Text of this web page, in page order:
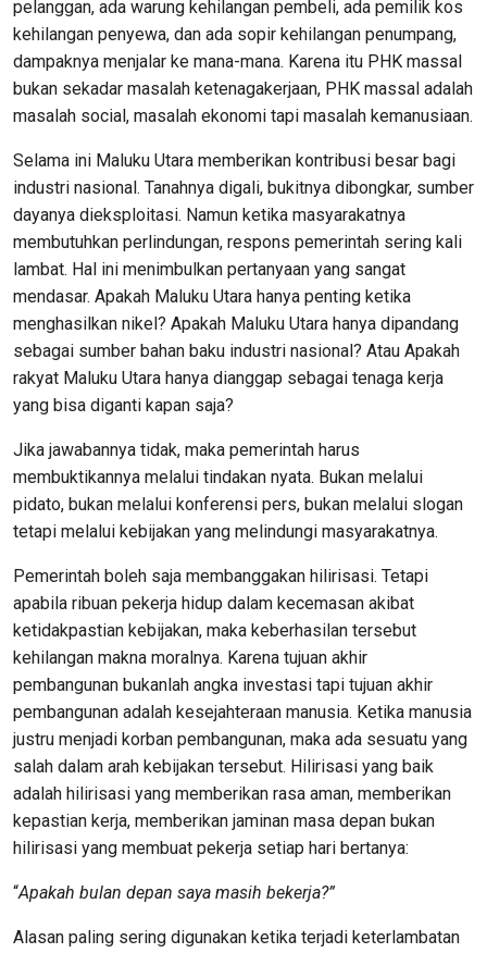
pelanggan, ada warung kehilangan pembeli, ada pemilik kos
kehilangan penyewa, dan ada sopir kehilangan penumpang,
dampaknya menjalar ke mana-mana. Karena itu PHK massal
bukan sekadar masalah ketenagakerjaan, PHK massal adalah
masalah social, masalah ekonomi tapi masalah kemanusiaan.
Selama ini Maluku Utara memberikan kontribusi besar bagi
industri nasional. Tanahnya digali, bukitnya dibongkar, sumber
dayanya dieksploitasi. Namun ketika masyarakatnya
membutuhkan perlindungan, respons pemerintah sering kali
lambat. Hal ini menimbulkan pertanyaan yang sangat
mendasar. Apakah Maluku Utara hanya penting ketika
menghasilkan nikel? Apakah Maluku Utara hanya dipandang
sebagai sumber bahan baku industri nasional? Atau Apakah
rakyat Maluku Utara hanya dianggap sebagai tenaga kerja
yang bisa diganti kapan saja?
Jika jawabannya tidak, maka pemerintah harus
membuktikannya melalui tindakan nyata. Bukan melalui
pidato, bukan melalui konferensi pers, bukan melalui slogan
tetapi melalui kebijakan yang melindungi masyarakatnya.
Pemerintah boleh saja membanggakan hilirisasi. Tetapi
apabila ribuan pekerja hidup dalam kecemasan akibat
ketidakpastian kebijakan, maka keberhasilan tersebut
kehilangan makna moralnya. Karena tujuan akhir
pembangunan bukanlah angka investasi tapi tujuan akhir
pembangunan adalah kesejahteraan manusia. Ketika manusia
justru menjadi korban pembangunan, maka ada sesuatu yang
salah dalam arah kebijakan tersebut. Hilirisasi yang baik
adalah hilirisasi yang memberikan rasa aman, memberikan
kepastian kerja, memberikan jaminan masa depan bukan
hilirisasi yang membuat pekerja setiap hari bertanya:
“Apakah bulan depan saya masih bekerja?”
Alasan paling sering digunakan ketika terjadi keterlambatan